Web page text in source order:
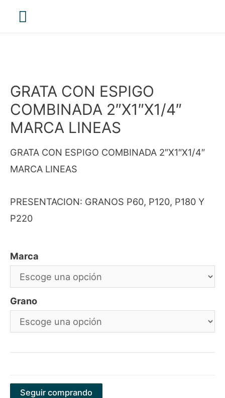
Menú
GRATA CON ESPIGO
COMBINADA 2″X1″X1/4″
MARCA LINEAS
GRATA CON ESPIGO COMBINADA 2″X1″X1/4″
MARCA LINEAS
PRESENTACION: GRANOS P60, P120, P180 Y
P220
Marca
Grano
Seguir comprando